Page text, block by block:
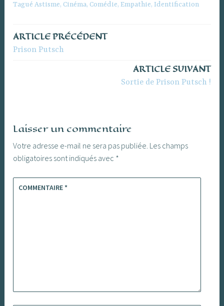
TaguéAstisme, Cinéma, Comédie,Empathie,Identification
Navigation
ARTICLE PRÉCÉDENT
Prison Putsch
ARTICLE SUIVANT
Sortie de Prison Putsch !
Laisser un commentaire
Votre adresse e-mail ne sera pas publiée. Les champs
obligatoires sont indiqués avec *
COMMENTAIRE*